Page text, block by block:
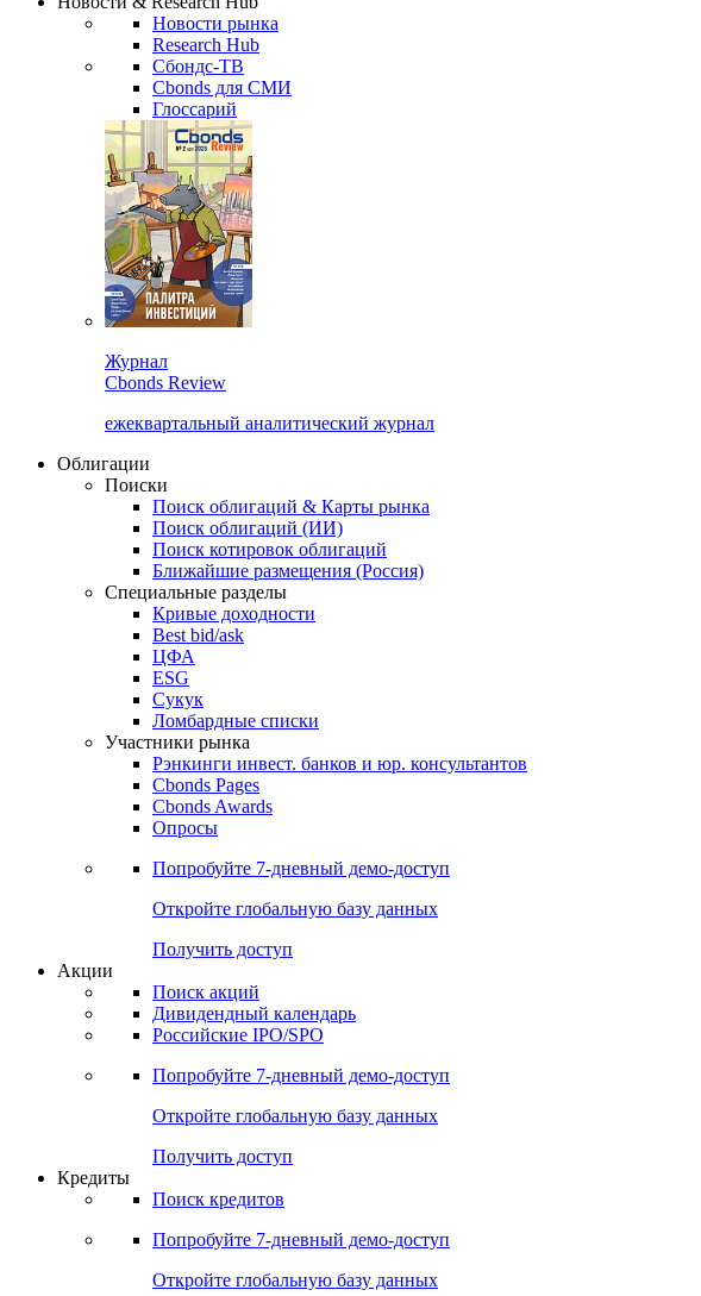
Новости & Research Hub
Новости рынка
Research Hub
Сбондс-ТВ
Cbonds для СМИ
Глоссарий
Журнал
Cbonds Review
ежеквартальный аналитический журнал
Облигации
Поиски
Поиск облигаций & Карты рынка
Поиск облигаций (ИИ)
Поиск котировок облигаций
Ближайшие размещения (Россия)
Специальные разделы
Кривые доходности
Best bid/ask
ЦФА
ESG
Сукук
Ломбардные списки
Участники рынка
Рэнкинги инвест. банков и юр. консультантов
Cbonds Pages
Cbonds Awards
Опросы
Попробуйте7-дневный
Откройте глобальную базу данных
Получить доступ
Акции
Поиск акций
Дивидендный календарь
Российские IPO/SPO
Попробуйте7-дневный
Откройте глобальную базу данных
Получить доступ
Кредиты
Поиск кредитов